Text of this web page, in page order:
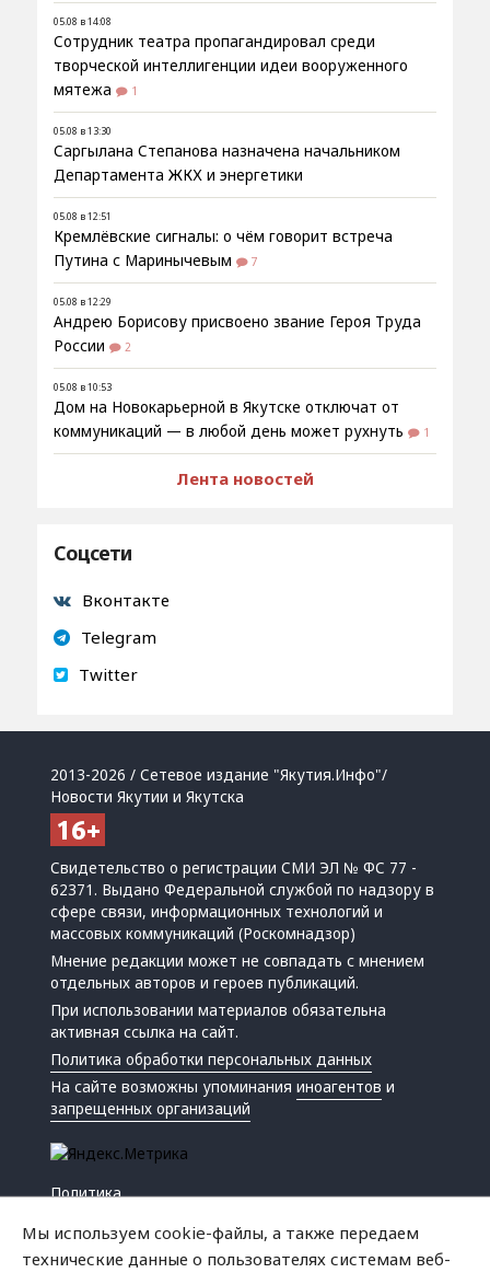
05.08 в 14:08
Сотрудник театра пропагандировал среди
творческой интеллигенции идеи вооруженного
мятежа
1
05.08 в 13:30
Саргылана Степанова назначена начальником
Департамента ЖКХ и энергетики
05.08 в 12:51
Кремлёвские сигналы: о чём говорит встреча
Путина с Маринычевым
7
05.08 в 12:29
Андрею Борисову присвоено звание Героя Труда
России
2
05.08 в 10:53
Дом на Новокарьерной в Якутске отключат от
коммуникаций — в любой день может рухнуть
1
Лента новостей
Соцсети
Вконтакте
Telegram
Twitter
2013-2026 / Сетевое издание "Якутия.Инфо"/
Новости Якутии и Якутска
Свидетельство о регистрации СМИ ЭЛ № ФС 77 -
62371. Выдано Федеральной службой по надзору в
сфере связи, информационных технологий и
массовых коммуникаций (Роскомнадзор)
Мнение редакции может не совпадать с мнением
отдельных авторов и героев публикаций.
При использовании материалов обязательна
активная ссылка на сайт.
Политика обработки персональных данных
На сайте возможны упоминанияиноагентов и
запрещенных организаций
Политика
Мы используем cookie-файлы, а также передаем
технические данные о пользователях системам веб-